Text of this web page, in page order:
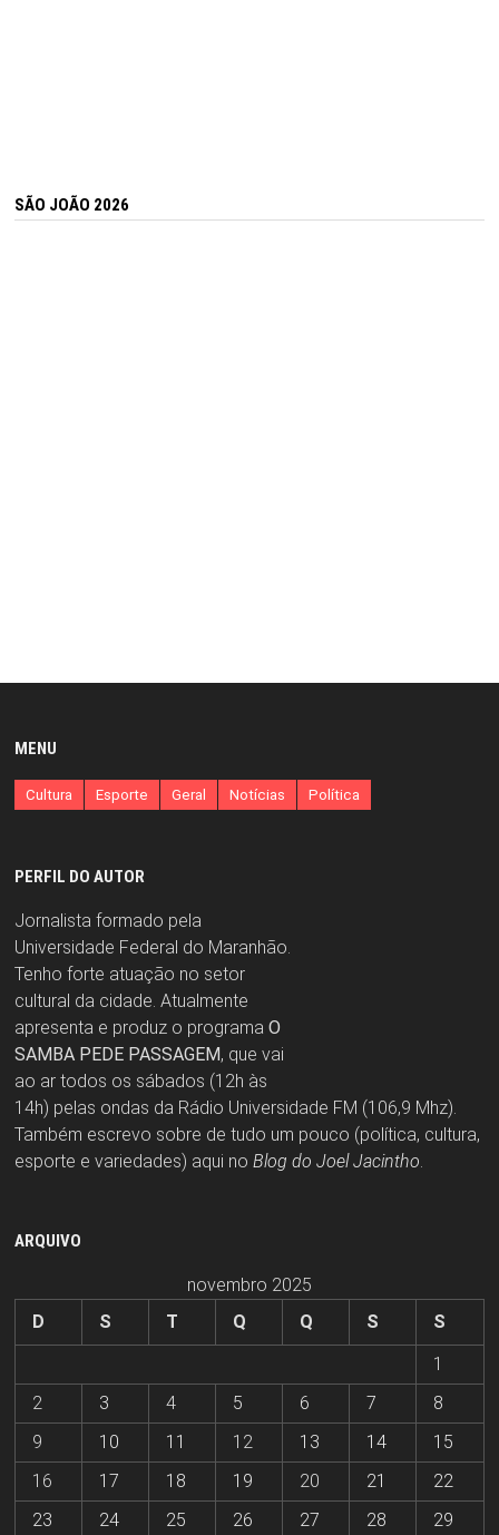
SÃO JOÃO 2026
MENU
Cultura Esporte Geral Notícias Política
PERFIL DO AUTOR
Jornalista formado pela
Universidade Federal do Maranhão.
Tenho forte atuação no setor
cultural da cidade. Atualmente
apresenta e produz o programa O
SAMBA PEDE PASSAGEM, que vai
ao ar todos os sábados (12h às
14h) pelas ondas da Rádio Universidade FM (106,9 Mhz).
Também escrevo sobre de tudo um pouco (política, cultura,
esporte e variedades) aqui no Blog do Joel Jacintho.
ARQUIVO
novembro 2025
D
S T Q Q S
S
1
2
3 4 5 6 7
8
9
10 11 12 13 14
15
16
17 18 19 20 21
22
23
24 25 26 27 28 29